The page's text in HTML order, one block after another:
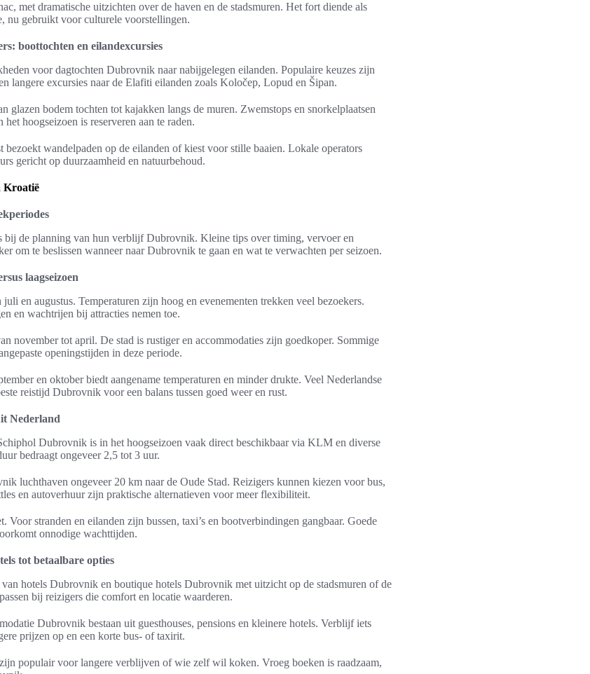
met dramatische uitzichten over de haven en de stadsmuren. Het fort diende als
nu gebruikt voor culturele voorstellingen.
boottochten en eilandexcursies
voor dagtochten Dubrovnik naar nabijgelegen eilanden. Populaire keuzes zijn
langere excursies naar de Elafiti eilanden zoals Koločep, Lopud en Šipan.
glazen bodem tochten tot kajakken langs de muren. Zwemstops en snorkelplaatsen
hoogseizoen is reserveren aan te raden.
wandelpaden op de eilanden of kiest voor stille baaien. Lokale operators
gericht op duurzaamheid en natuurbehoud.
Kroatië
bij de planning van hun verblijf Dubrovnik. Kleine tips over timing, vervoer en
om te beslissen wanneer naar Dubrovnik te gaan en wat te verwachten per seizoen.
laagseizoen
en augustus. Temperaturen zijn hoog en evenementen trekken veel bezoekers.
en wachtrijen bij attracties nemen toe.
november tot april. De stad is rustiger en accommodaties zijn goedkoper. Sommige
openingstijden in deze periode.
en oktober biedt aangename temperaturen en minder drukte. Veel Nederlandse
reistijd Dubrovnik voor een balans tussen goed weer en rust.
Nederland
Dubrovnik is in het hoogseizoen vaak direct beschikbaar via KLM en diverse
bedraagt ongeveer 2,5 tot 3 uur.
luchthaven ongeveer 20 km naar de Oude Stad. Reizigers kunnen kiezen voor bus,
en autoverhuur zijn praktische alternatieven voor meer flexibiliteit.
Voor stranden en eilanden zijn bussen, taxi’s en bootverbindingen gangbaar. Goede
onnodige wachttijden.
tot betaalbare opties
hotels Dubrovnik en boutique hotels Dubrovnik met uitzicht op de stadsmuren of de
bij reizigers die comfort en locatie waarderen.
Dubrovnik bestaan uit guesthouses, pensions en kleinere hotels. Verblijf iets
prijzen op en een korte bus- of taxirit.
populair voor langere verblijven of wie zelf wil koken. Vroeg boeken is raadzaam,